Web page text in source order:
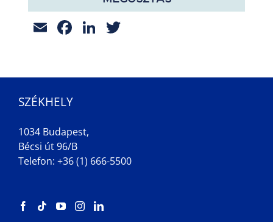
EmailFacebook
LinkedIn
SZÉKHELY
1034 Budapest,
Bécsi út 96/B
Telefon: +36 (1) 666-5500